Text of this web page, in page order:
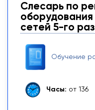
Слесарь по
сетей 5-го
Обучение
Часы: от 136